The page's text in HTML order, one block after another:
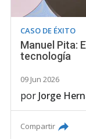
CASO DE ÉXITO
Manuel Pita:
tecnología
09 Jun 2026
por Jorge
Compartir